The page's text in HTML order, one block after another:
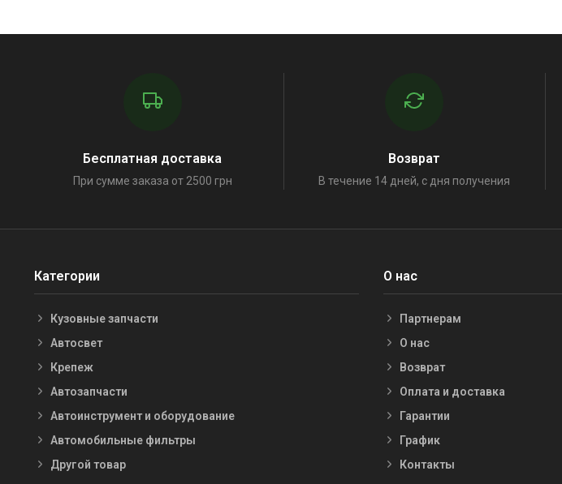
Бесплатная доставка
При сумме заказа от 2500 грн
Возврат
В течение 14 дней, с дня получения
Категории
Кузовные запчасти
Автосвет
Крепеж
Автозапчасти
Автоинструмент и оборудование
Автомобильные фильтры
Другой товар
О нас
Партнерам
О нас
Возврат
Оплата и доставка
Гарантии
График
Контакты